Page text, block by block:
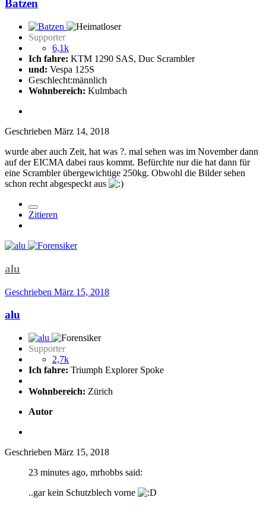
Batzen
Supporter
6,1k
Ich fahre: KTM 1290 SAS, Duc Scrambler
und: Vespa 125S
Geschlecht:männlich
Wohnbereich: Kulmbach
Geschrieben März 14, 2018
wurde aber auch Zeit, hat was ?. mal sehen was im November dann
auf der EICMA dabei raus kommt. Befürchte nur die hat dann für
eine Scrambler übergewichtige 250kg. Obwohl die Bilder sehen
schon recht abgespeckt aus
Zitieren
alu
Geschrieben März 15, 2018
alu
Supporter
2,7k
Ich fahre: Triumph Explorer Spoke
Wohnbereich: Zürich
Autor
Geschrieben März 15, 2018
23 minutes ago, mrhobbs said:
..gar kein Schutzblech vorne